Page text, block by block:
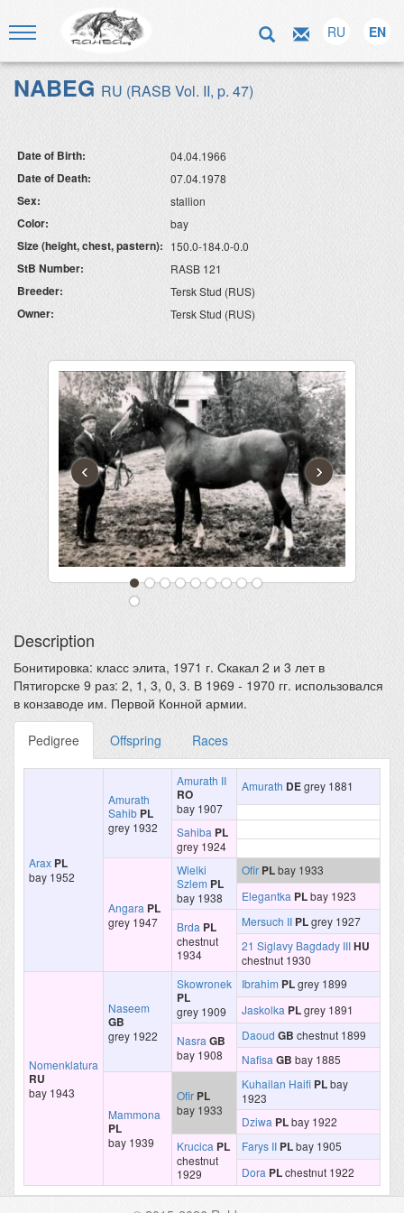
RU EN
NABEG RU (RASB Vol. II, p. 47)
Date of Birth: 04.04.1966
Date of Death: 07.04.1978
Sex: stallion
Color: bay
Size (height, chest, pastern): 150.0-184.0-0.0
StB Number: RASB 121
Breeder: Tersk Stud (RUS)
Owner: Tersk Stud (RUS)
‹ ›
Description
Бонитировка: класс элита, 1971 г. Скакал 2 и 3 лет в
Пятигорске 9 раз: 2, 1, 3, 0, 3. В 1969 - 1970 гг. использовался
в конзаводе им. Первой Конной армии.
Pedigree Offspring Races
Arax PL
bay 1952
Amurath
Sahib PL
grey 1932
Amurath II
RO
bay 1907
Amurath DEgrey 1881
Sahiba PL
grey 1924
Angara PL
grey 1947
Wielki
Szlem PL
bay 1938
Ofir PLbay 1933
Elegantka PLbay 1923
Brda PL
chestnut
1934
Mersuch II PLgrey 1927
21 Siglavy Bagdady IIIHU
chestnut 1930
Nomenklatura
RU
bay 1943
Naseem
GB
grey 1922
Skowronek
PL
grey 1909
Ibrahim PLgrey 1899
Jaskolka PLgrey 1891
Nasra GB
bay 1908
Daoud GB chestnut 1899
Nafisa GB bay 1885
Mammona
PL
bay 1939
Ofir PL
bay 1933
Kuhailan Haifi PLbay
1923
Dziwa PLbay 1922
Krucica PL
chestnut
1929
Farys II PLbay 1905
Dora PLchestnut 1922